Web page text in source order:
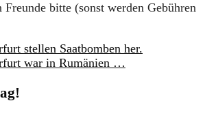
Freunde bitte (sonst werden Gebühren
stellen Saatbomben her.
war in Rumänien …